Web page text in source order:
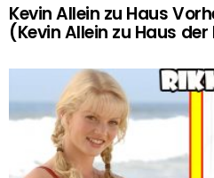
Kevin Allein zu Haus
(Kevin Allein zu Haus der